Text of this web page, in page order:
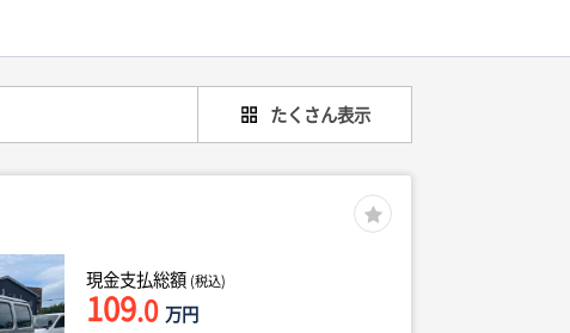
たくさん表示
現金支払総額 (税込)
109.0 万円